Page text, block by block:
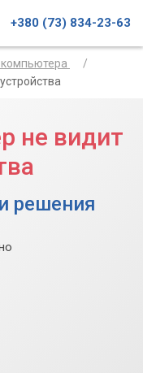
+380 (73) 834-23-63
не видит
решения